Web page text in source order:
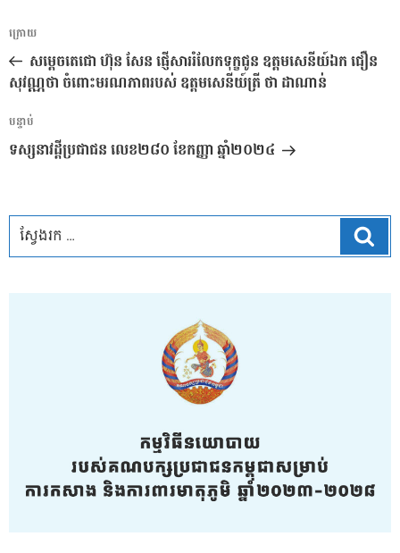
ការ​
នាំទិស​
ប្រកាស
អត្ថបទ
មុន
ក្រោយ
សម្តេចតេជោ ហ៊ុន សែន ផ្ញើសាររំលែកទុក្ខជូន ឧត្តមសេនីយ៍ឯក ជឿន
សុវណ្ណថា ចំពោះមរណភាពរបស់ ឧត្តមសេនីយ៍ត្រី ថា ដាណាន់
អត្ថបទ
បន្ទាប់
បន្ទាប់
ទស្សនាវដ្ដីប្រជាជន លេខ២៨០ ខែកញ្ញា ឆ្នាំ២០២៤